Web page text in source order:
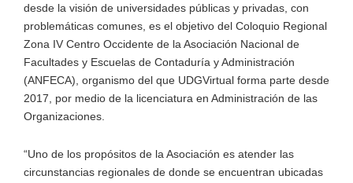
desde la visión de universidades públicas y privadas, con
problemáticas comunes, es el objetivo del Coloquio Regional
Zona IV Centro Occidente de la Asociación Nacional de
Facultades y Escuelas de Contaduría y Administración
(ANFECA), organismo del que UDGVirtual forma parte desde
2017, por medio de la licenciatura en Administración de las
Organizaciones.
“Uno de los propósitos de la Asociación es atender las
circunstancias regionales de donde se encuentran ubicadas